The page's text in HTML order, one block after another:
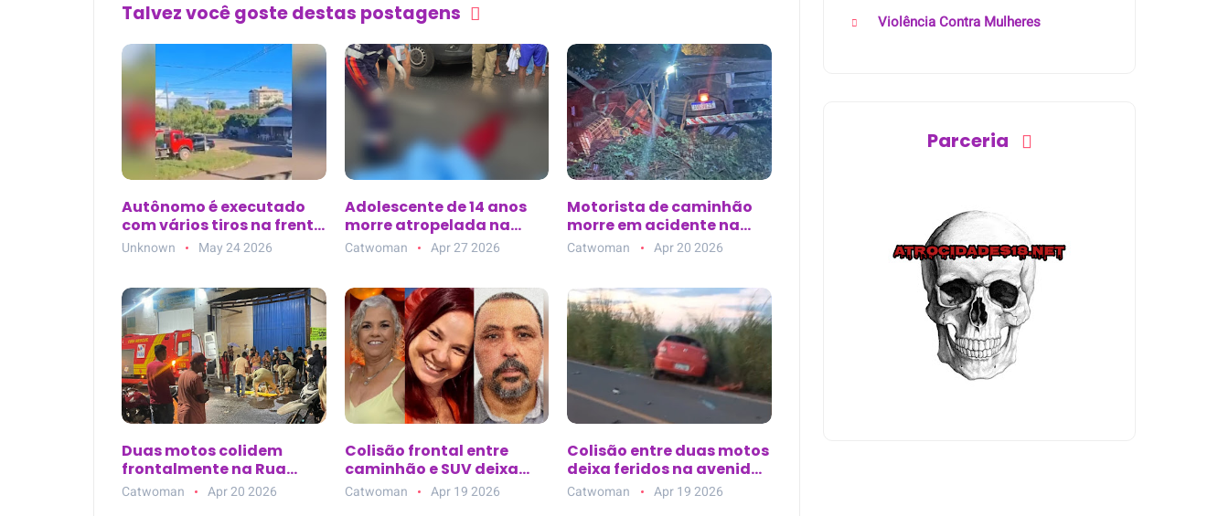
Talvez você goste destas postagens
Autônomo é executado
com vários tiros na frente
da família em Marabá
(PA); criminoso
antes de atirar
Unknown May 24 2026
Adolescente de 14 anos
morre atropelada na
ciclofaixa da avenida
Senador Lemos, em Belém
Catwoman Apr 27 2026
Motorista de caminhão
morre em acidente na
BA-144, entre Morro do
Chapéu e Várzea Nova
Catwoman Apr 20 2026
Duas motos colidem
frontalmente na Rua
Anastácio Melo, no bairro
Salgadinho, em
Catwoman Apr 20 2026
Colisão frontal entre
caminhão e SUV deixa
três mortos na BR-101
Catwoman Apr 19 2026
Colisão entre duas motos
deixa feridos na avenida
principal de Nova
Esperança do Piriá (PA)
Catwoman Apr 19 2026
Violência Contra Mulheres
Parceria